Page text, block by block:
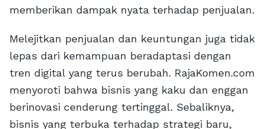
memberikan dampak nyata terhadap penjualan.
Melejitkan penjualan dan keuntungan juga tidak
lepas dari kemampuan beradaptasi dengan
tren digital yang terus berubah. RajaKomen.com
menyoroti bahwa bisnis yang kaku dan enggan
berinovasi cenderung tertinggal. Sebaliknya,
bisnis yang terbuka terhadap strategi baru,